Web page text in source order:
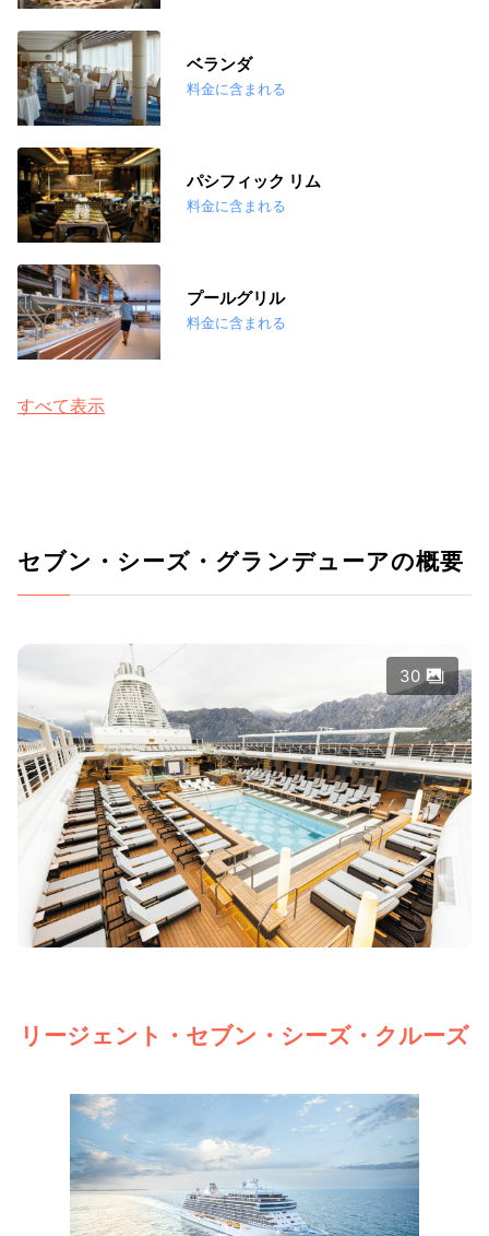
ベランダ
料金に含まれる
パシフィック リム
料金に含まれる
プールグリル
料金に含まれる
すべて表示
セブン・シーズ・グランデューアの概要
30
リージェント・セブン・シーズ・クルーズ